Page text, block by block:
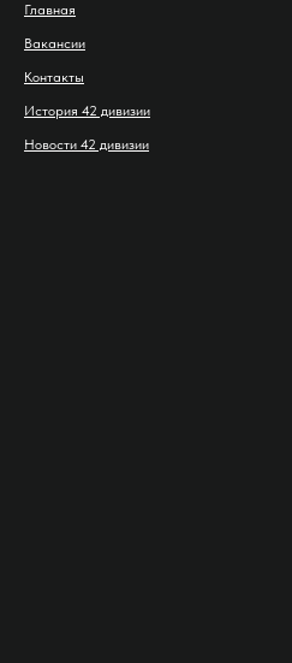
Главная
Вакансии
Контакты
История 42 дивизии
Новости 42 дивизии